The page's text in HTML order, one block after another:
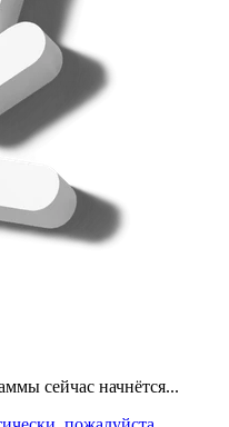
сейчас начнётся...